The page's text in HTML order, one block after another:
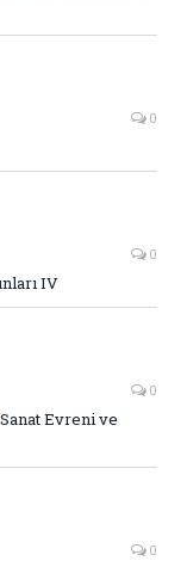
0
0
IV
0
Evreni ve
0